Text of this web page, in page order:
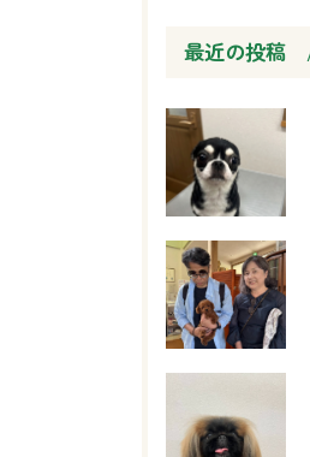
最近の投稿